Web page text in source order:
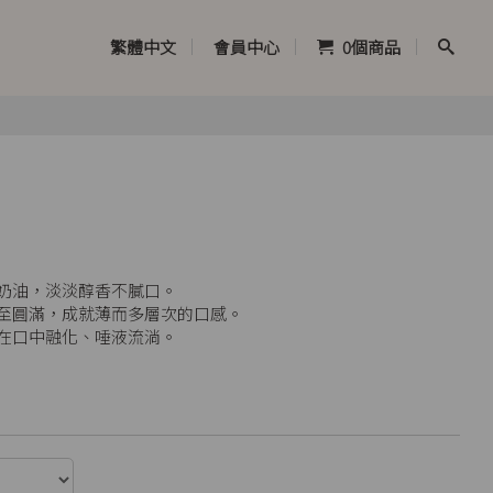
繁體中文 會員中心 0個商品
油，淡淡醇香不膩口。
圓滿，成就薄而多層次的口感。
口中融化、唾液流淌。